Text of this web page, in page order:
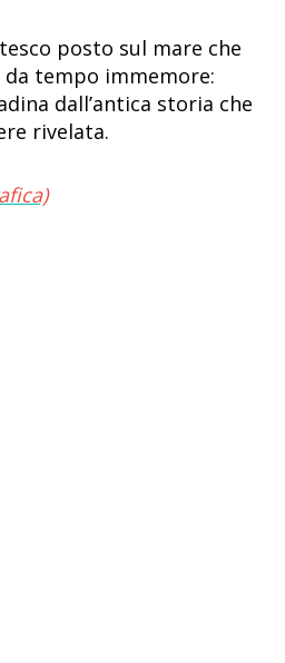
posto sul mare che
tempo immemore:
dall’antica storia che
rivelata.